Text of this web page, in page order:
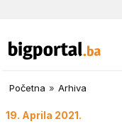
Početna » Arhiva
19. Aprila 2021.